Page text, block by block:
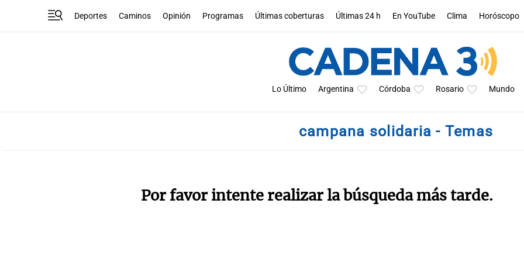
Deportes Caminos Opinión Programas Últimas coberturas Últimas 24 h En YouTube Clima Horóscopo
Lo Último Argentina Córdoba Rosario Mundo
campana solidaria - Temas
Por favor intente realizar la búsqueda más tarde.